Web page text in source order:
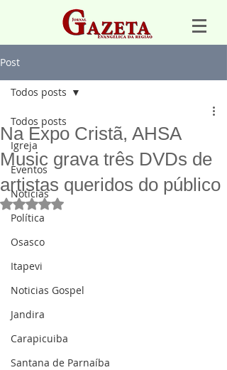
Post
Todos posts
Igreja
Eventos
Notícias
Política
Osasco
Itapevi
Noticias Gospel
Jandira
Carapicuiba
Santana de Parnaíba
Todos posts
Na Expo Cristã, AHSA
Music grava três DVDs de
artistas queridos do público
Avaliado com NaN de 5 estrelas.